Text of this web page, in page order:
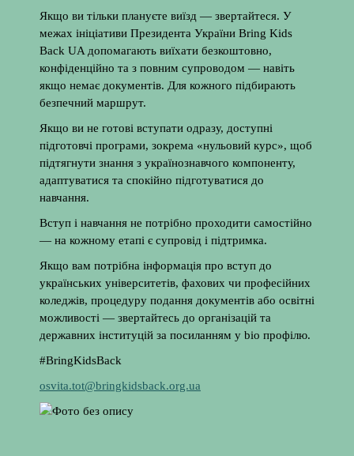
Якщо ви тільки плануєте виїзд — звертайтеся. У
межах ініціативи Президента України Bring Kids
Back UA допомагають виїхати безкоштовно,
конфіденційно та з повним супроводом — навіть
якщо немає документів. Для кожного підбирають
безпечний маршрут.
Якщо ви не готові вступати одразу, доступні
підготовчі програми, зокрема «нульовий курс», щоб
підтягнути знання з українознавчого компоненту,
адаптуватися та спокійно підготуватися до
навчання.
Вступ і навчання не потрібно проходити самостійно
— на кожному етапі є супровід і підтримка.
Якщо вам потрібна інформація про вступ до
українських університетів, фахових чи професійних
коледжів, процедуру подання документів або освітні
можливості — звертайтесь до організацій та
державних інституцій за посиланням у bio профілю.
#BringKidsBack
osvita.tot@bringkidsback.org.ua